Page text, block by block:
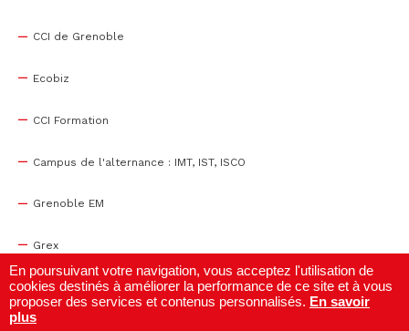
CCI de Grenoble
Ecobiz
CCI Formation
Campus de l'alternance : IMT, IST, ISCO
Grenoble EM
Grex
WTC Grenoble
En poursuivant votre navigation, vous acceptez l'utilisation de
cookies destinés à améliorer la performance de ce site et à vous
proposer des services et contenus personnalisés. En savoir
plus